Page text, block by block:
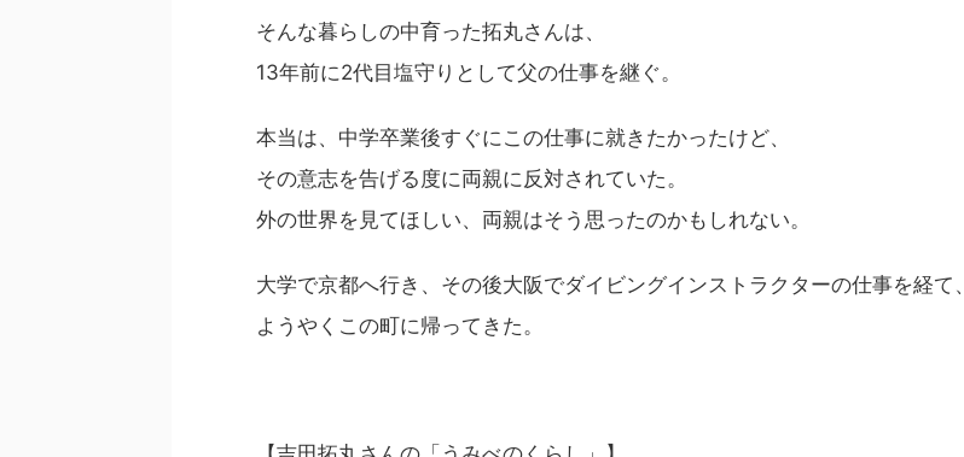
そんな暮らしの中育った拓丸さんは、
13年前に2代目塩守りとして父の仕事を継ぐ。
本当は、中学卒業後すぐにこの仕事に就きたかったけど、
その意志を告げる度に両親に反対されていた。
外の世界を見てほしい、両親はそう思ったのかもしれない。
大学で京都へ行き、その後大阪でダイビングインストラクターの仕事を経て、
ようやくこの町に帰ってきた。